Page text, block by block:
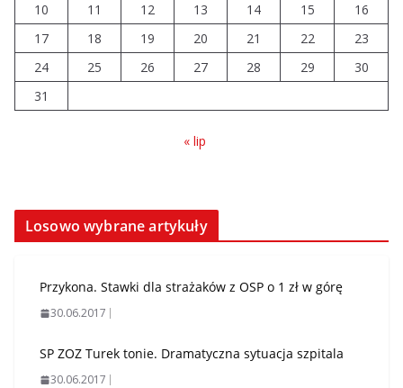
10
11 12 13 14 15
16
17
18 19 20 21 22
23
24
25 26 27 28 29
30
31
« lip
Losowo wybrane artykuły
Przykona. Stawki dla strażaków z OSP o 1 zł w górę
30.06.2017
SP ZOZ Turek tonie. Dramatyczna sytuacja szpitala
30.06.2017